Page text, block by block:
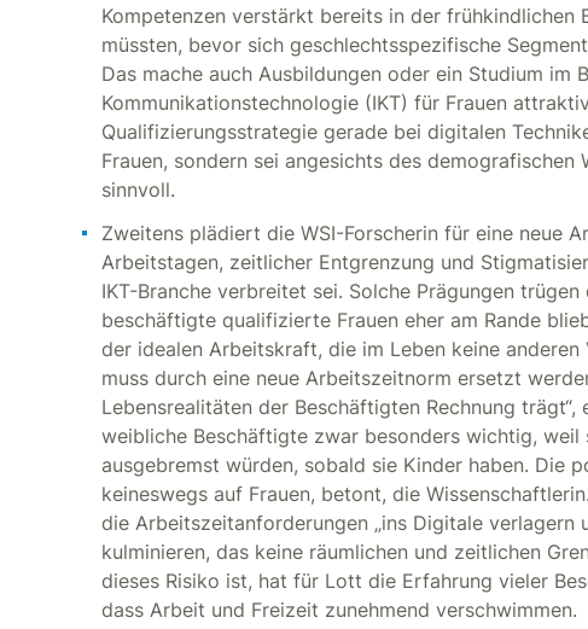
Kompetenzen verstärkt bereits in der frühkindlichen
müssten, bevor sich geschlechtsspezifische
Das mache auch Ausbildungen oder ein Studium im
Kommunikationstechnologie (IKT) für Frauen
Qualifizierungsstrategie gerade bei digitalen
Frauen, sondern sei angesichts des
sinnvoll.
Zweitens plädiert die WSI-Forscherin für eine neue
Arbeitstagen, zeitlicher Entgrenzung und
IKT-Branche verbreitet sei. Solche Prägungen
beschäftigte qualifizierte Frauen eher am Rande
der idealen Arbeitskraft, die im Leben keine
muss durch eine neue Arbeitszeitnorm ersetzt
Lebensrealitäten der Beschäftigten Rechnung
weibliche Beschäftigte zwar besonders wichtig,
ausgebremst würden, sobald sie Kinder haben. Die
keineswegs auf Frauen, betont, die
die Arbeitszeitanforderungen „ins Digitale
kulminieren, das keine räumlichen und zeitlichen
dieses Risiko ist, hat für Lott die Erfahrung vieler
dass Arbeit und Freizeit zunehmend verschwimmen.